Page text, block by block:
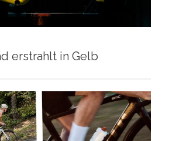
erstrahlt in Gelb